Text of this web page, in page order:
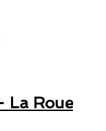
La Roue